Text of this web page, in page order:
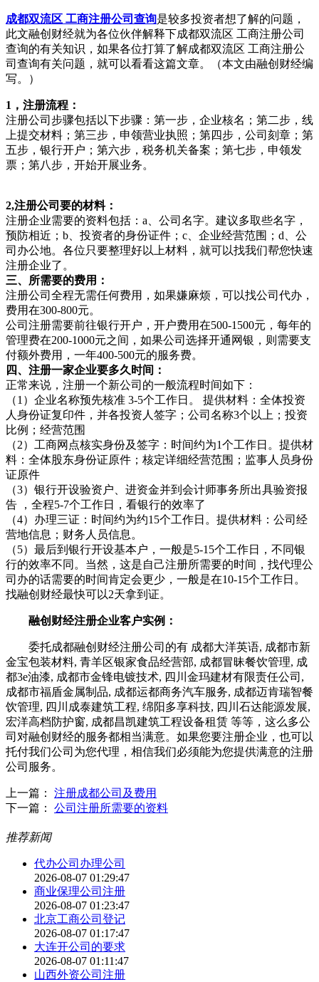
成都双流区 工商注册公司查询是较多投资者想了解的问题，
此文融创财经就为各位伙伴解释下成都双流区 工商注册公司
查询的有关知识，如果各位打算了解成都双流区 工商注册公
司查询有关问题，就可以看看这篇文章。（本文由融创财经编
写。）
1，注册流程：
注册公司步骤包括以下步骤：第一步，企业核名；第二步，线
上提交材料；第三步，申领营业执照；第四步，公司刻章；第
五步，银行开户；第六步，税务机关备案；第七步，申领发
票；第八步，开始开展业务。
2,注册公司要的材料：
注册企业需要的资料包括：a、公司名字。建议多取些名字，
预防相近；b、投资者的身份证件；c、企业经营范围；d、公
司办公地。各位只要整理好以上材料，就可以找我们帮您快速
注册企业了。
三、所需要的费用：
注册公司全程无需任何费用，如果嫌麻烦，可以找公司代办，
费用在300-800元。
公司注册需要前往银行开户，开户费用在500-1500元，每年的
管理费在200-1000元之间，如果公司选择开通网银，则需要支
付额外费用，一年400-500元的服务费。
四、注册一家企业要多久时间：
正常来说，注册一个新公司的一般流程时间如下：
（1）企业名称预先核准 3-5个工作日。 提供材料：全体投资
人身份证复印件，并各投资人签字；公司名称3个以上；投资
比例；经营范围
（2）工商网点核实身份及签字：时间约为1个工作日。提供材
料：全体股东身份证原件；核定详细经营范围；监事人员身份
证原件
（3）银行开设验资户、进资金并到会计师事务所出具验资报
告 ，全程5-7个工作日，看银行的效率了
（4）办理三证：时间约为约15个工作日。提供材料：公司经
营地信息；财务人员信息。
（5）最后到银行开设基本户，一般是5-15个工作日，不同银
行的效率不同。当然，这是自己注册所需要的时间，找代理公
司办的话需要的时间肯定会更少，一般是在10-15个工作日。
找融创财经最快可以2天拿到证。
融创财经注册企业客户实例：
委托成都融创财经注册公司的有 成都大洋英语, 成都市新
金宝包装材料, 青羊区银家食品经营部, 成都冒昧餐饮管理, 成
都3e油漆, 成都市金锋电镀技术, 四川金玛建材有限责任公司,
成都市福盾金属制品, 成都运都商务汽车服务, 成都迈肯瑞智餐
饮管理, 四川成泰建筑工程, 绵阳多享科技, 四川石达能源发展,
宏洋高档防护窗, 成都昌凯建筑工程设备租赁 等等，这么多公
司对融创财经的服务都相当满意。如果您要注册企业，也可以
托付我们公司为您代理，相信我们必须能为您提供满意的注册
公司服务。
上一篇： 注册成都公司及费用
下一篇： 公司注册所需要的资料
推荐新闻
代办公司办理公司
2026-08-07 01:29:47
商业保理公司注册
2026-08-07 01:23:47
北京工商公司登记
2026-08-07 01:17:47
大连开公司的要求
2026-08-07 01:11:47
山西外资公司注册